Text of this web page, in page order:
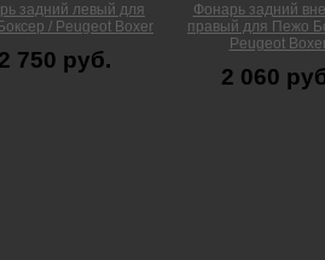
задний левый для
/ Peugeot Boxer
2 750 руб.
Фонарь задний
правый для Пежо
Peugeot
2 060